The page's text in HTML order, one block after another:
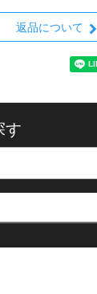
返品について
す